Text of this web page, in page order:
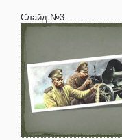
Слайд №3